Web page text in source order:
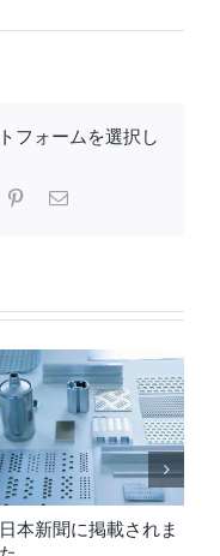
フォームを選択し
Pinterest
電
本新聞に掲載されま